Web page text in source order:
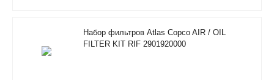
Набор фильтров Atlas Copco AIR / OIL
FILTER KIT RIF 2901920000